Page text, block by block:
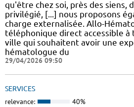
qu'être chez soi, près des siens,
privilégié, [...] nous proposons
charge externalisée. Allo-
téléphonique direct accessible à
ville qui souhaitent avoir une
hématologue du
29/04/2026 09:50
SERVICES
relevance: 40%